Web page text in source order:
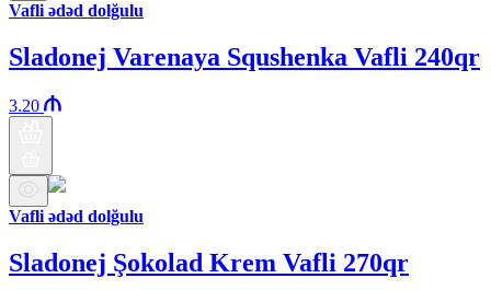
Vafli ədəd dolğulu
Sladonej Varenaya Squshenka Vafli 240qr
3.20
Vafli ədəd dolğulu
Sladonej Şokolad Krem Vafli 270qr